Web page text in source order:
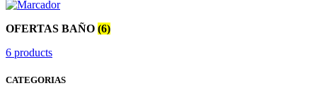
OFERTAS BAÑO (6)
6 products
CATEGORIAS